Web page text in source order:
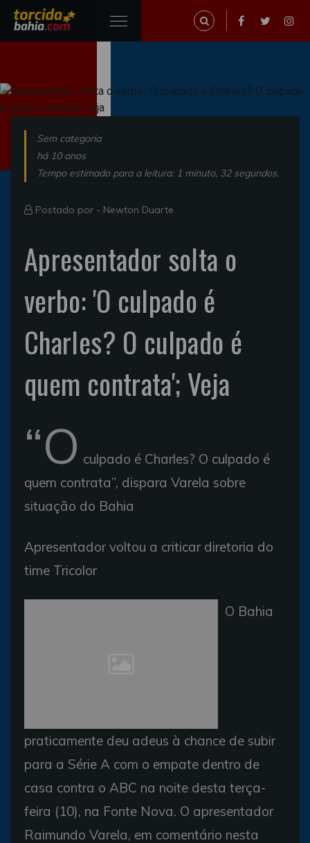
Sem categoria
há 10 anos
Tempo estimado para a leitura: 1 minuto, 32 segundos.
Postado por - Newton Duarte
Apresentador solta o
verbo: 'O culpado é
Charles? O culpado é
quem contrata'; Veja
“O culpado é Charles? O culpado é
quem contrata”, dispara Varela sobre
situação do Bahia
Apresentador voltou a criticar diretoria do
time Tricolor
O Bahia
praticamente deu adeus à chance de subir
para a Série A com o empate dentro de
casa contra o ABC na noite desta terça-
feira (10), na Fonte Nova. O apresentador
Raimundo Varela, em comentário nesta